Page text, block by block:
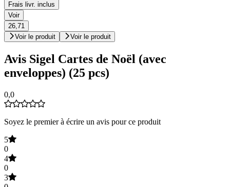
Frais livr. inclus
Voir
26,71
Voir le produit
Voir le produit
Avis Sigel Cartes de Noël (avec
enveloppes) (25 pcs)
0,0
Soyez le premier à écrire un avis pour ce produit
5
0
4
0
3